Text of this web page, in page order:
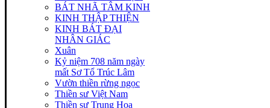
BÁT NHÃ TÂM KINH
KINH THẬP THIỆN
KINH BÁT ĐẠI
NHÂN GIÁC
Xuân
Kỷ niệm 708 năm ngày
mất Sơ Tổ Trúc Lâm
Vườn thiền rừng ngọc
Thiền sư Việt Nam
Thiền sư Trung Hoa